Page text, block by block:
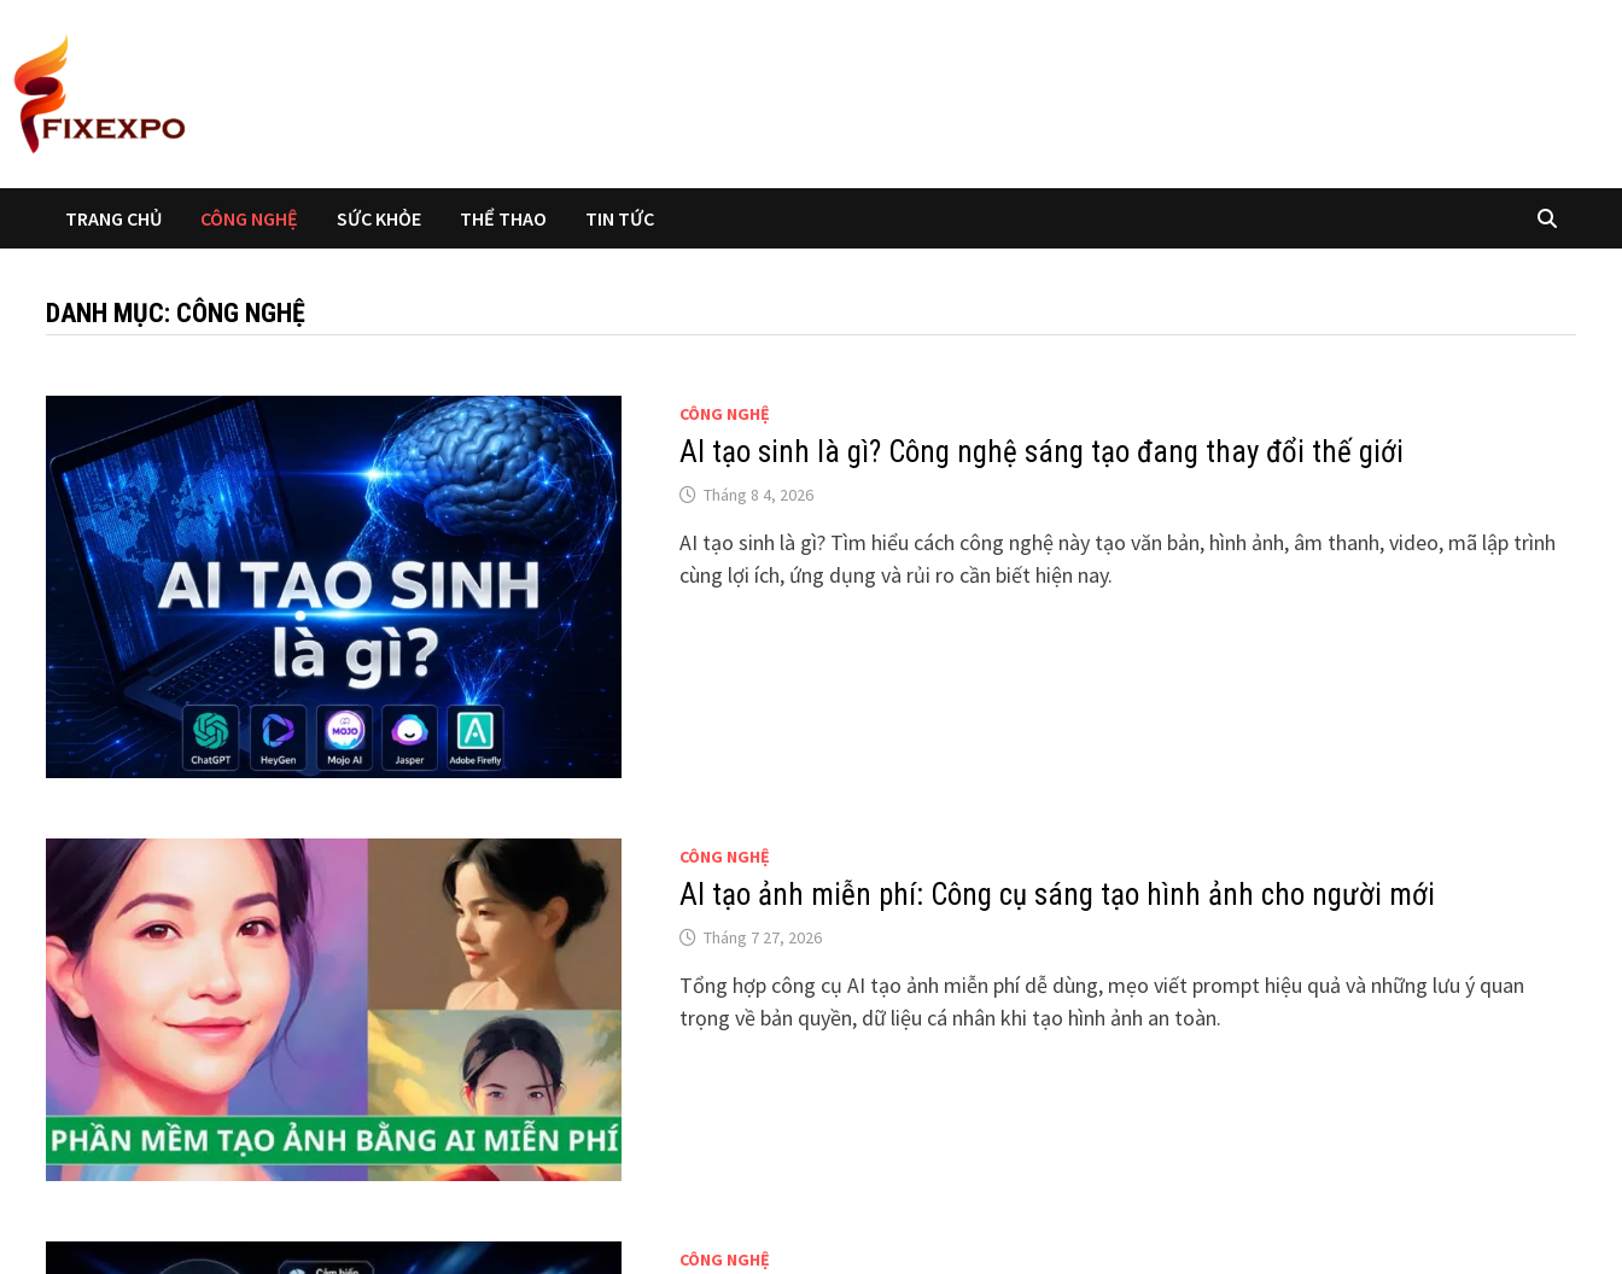
content
TRANG CHỦ CÔNG NGHỆ SỨC KHỎE THỂ THAO TIN TỨC
DANH MỤC: CÔNG NGHỆ
CÔNG NGHỆ
AI tạo sinh là gì? Công nghệ sáng tạo đang thay đổi thế giới
Tháng 8 4, 2026
AI tạo sinh là gì? Tìm hiểu cách công nghệ này tạo văn bản, hình ảnh, âm thanh, video, mã lập trình
cùng lợi ích, ứng dụng và rủi ro cần biết hiện nay.
CÔNG NGHỆ
AI tạo ảnh miễn phí: Công cụ sáng tạo hình ảnh cho người mới
Tháng 7 27, 2026
Tổng hợp công cụ AI tạo ảnh miễn phí dễ dùng, mẹo viết prompt hiệu quả và những lưu ý quan
trọng về bản quyền, dữ liệu cá nhân khi tạo hình ảnh an toàn.
CÔNG NGHỆ